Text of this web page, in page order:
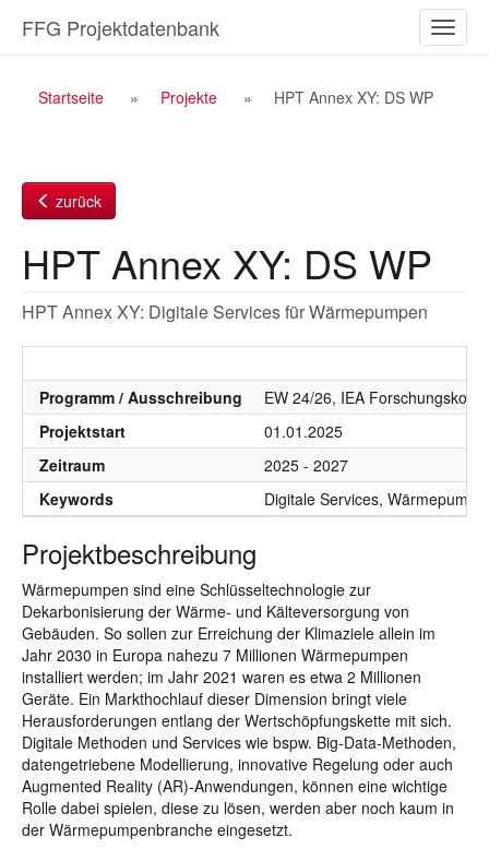
Inhalt
ein-/
FFG Projektdatenbank
Breadcrumb
Startseite Projekte HPT Annex XY: DS WP
zurück
HPT Annex XY: DS WP
HPT Annex XY: Digitale Services für Wärmepumpen
Programm / Ausschreibung
EW 24/26, IEA
Projektstart
01.01.2025
Zeitraum
2025 - 2027
Keywords
Digitale Services,
Projektbeschreibung
Wärmepumpen sind eine Schlüsseltechnologie zur
Dekarbonisierung der Wärme- und Kälteversorgung von
Gebäuden. So sollen zur Erreichung der Klimaziele allein im
Jahr 2030 in Europa nahezu 7 Millionen Wärmepumpen
installiert werden; im Jahr 2021 waren es etwa 2 Millionen
Geräte. Ein Markthochlauf dieser Dimension bringt viele
Herausforderungen entlang der Wertschöpfungskette mit sich.
Digitale Methoden und Services wie bspw. Big-Data-Methoden,
datengetriebene Modellierung, innovative Regelung oder auch
Augmented Reality (AR)-Anwendungen, können eine wichtige
Rolle dabei spielen, diese zu lösen, werden aber noch kaum in
der Wärmepumpenbranche eingesetzt.